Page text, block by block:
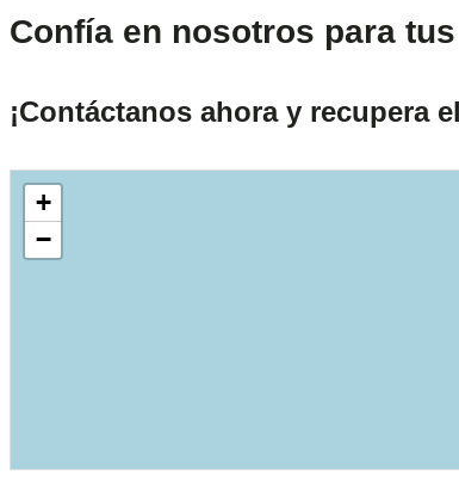
Confía en nosotros para
¡Contáctanos ahora y recupera
+
−